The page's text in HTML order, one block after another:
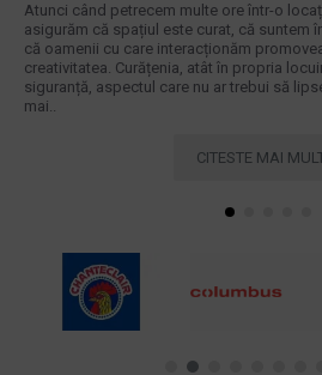
Atunci când petrecem multe ore într-o
asigurăm că spațiul este curat, că suntem
că oamenii cu care interacționăm
creativitatea. Curățenia, atât în propria
siguranță, aspectul care nu ar trebui să
mai..
CITESTE MAI